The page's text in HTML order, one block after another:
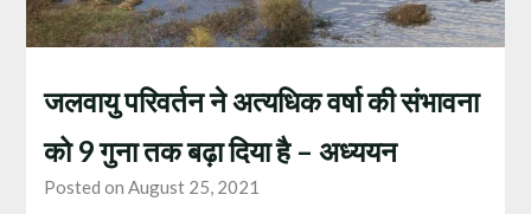
जलवायु परिवर्तन ने अत्यधिक वर्षा की संभावना
को 9 गुना तक बढ़ा दिया है – अध्ययन
Posted on August 25, 2021